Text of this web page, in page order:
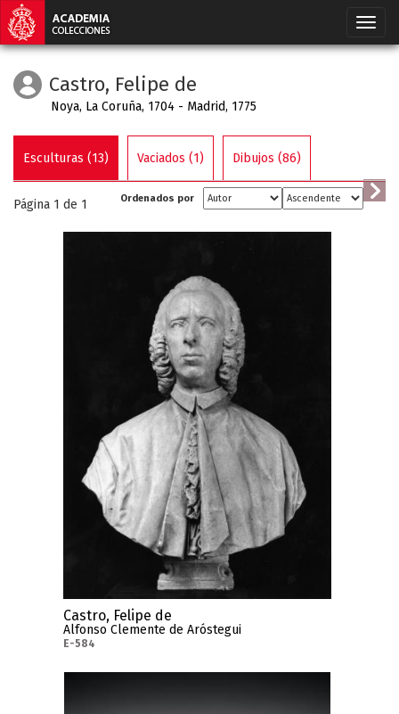
Castro, Felipe de
Noya, La Coruña, 1704 - Madrid, 1775
Esculturas (13) Vaciados (1) Dibujos (86)
Página 1 de 1 Ordenados por
Castro, Felipe de
Alfonso Clemente de Aróstegui
E-584